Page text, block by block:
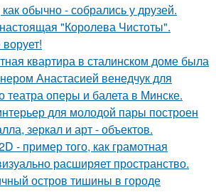
обычно - собрались у друзей.
"Королева Чистоты".
квартира в сталинском доме была
Анастасией венедчук для
театра оперы и балета в Минске.
для молодой пары построен
зеркал и арт - объектов.
- пример того, как грамотная
расширяет пространство.
остров тишины в городе